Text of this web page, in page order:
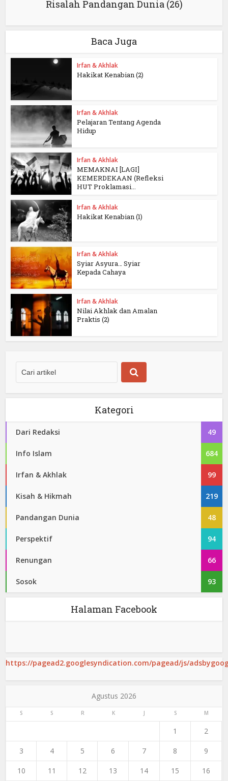
Risalah Pandangan Dunia (26)
Baca Juga
Irfan & Akhlak
Hakikat Kenabian (2)
Irfan & Akhlak
Pelajaran Tentang Agenda
Hidup
Irfan & Akhlak
MEMAKNAI [LAGI]
KEMERDEKAAN (Refleksi
HUT Proklamasi...
Irfan & Akhlak
Hakikat Kenabian (1)
Irfan & Akhlak
Syiar Asyura… Syiar
Kepada Cahaya
Irfan & Akhlak
Nilai Akhlak dan Amalan
Praktis (2)
Kategori
Dari Redaksi 49
Info Islam 684
Irfan & Akhlak 99
Kisah & Hikmah 219
Pandangan Dunia 48
Perspektif 94
Renungan 66
Sosok 93
Halaman Facebook
https://pagead2.googlesyndication.com/pagead/js/
Agustus 2026
S S R K J S M
1 2
3 4 5 6 7 8 9
10 11 12 13 14 15 16